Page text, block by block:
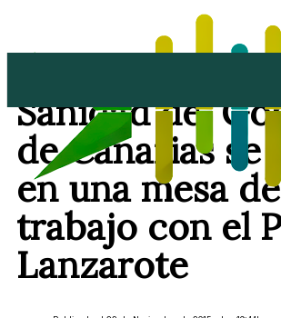
Sanidad del
de Canarias se
en una mesa de
trabajo con el
Lanzarote